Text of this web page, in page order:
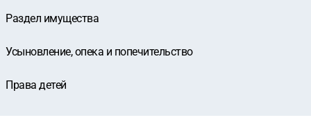
Раздел имущества
Усыновление, опека и попечительство
Права детей